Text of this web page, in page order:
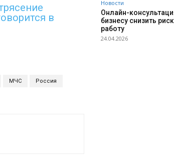
в
МЧС Россия
Новости
Онлайн-
бизнесу снизить
работу
24.04.2026